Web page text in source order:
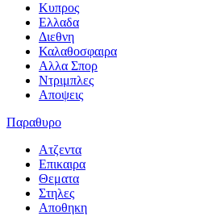
Κυπρος
Ελλαδα
Διεθνη
Καλαθοσφαιρα
Αλλα Σπορ
Ντριμπλες
Αποψεις
Παραθυρο
Ατζεντα
Επικαιρα
Θεματα
Στηλες
Αποθηκη